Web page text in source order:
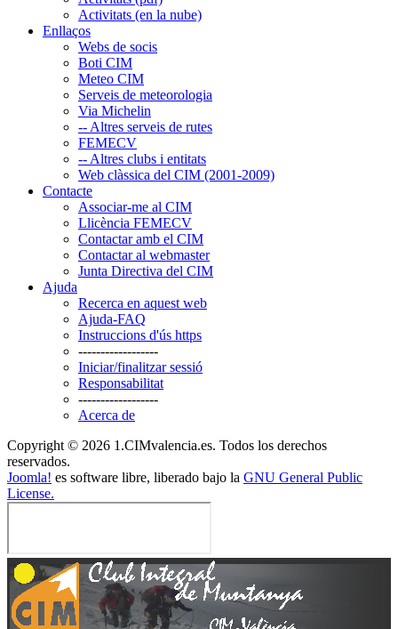
Activitats (en la nube)
Enllaços
Webs de socis
Boti CIM
Meteo CIM
Serveis de meteorologia
Via Michelin
-- Altres serveis de rutes
FEMECV
-- Altres clubs i entitats
Web clàssica del CIM (2001-2009)
Contacte
Associar-me al CIM
Llicència FEMECV
Contactar amb el CIM
Contactar al webmaster
Junta Directiva del CIM
Ajuda
Recerca en aquest web
Ajuda-FAQ
Instruccions d'ús https
------------------
Iniciar/finalitzar sessió
Responsabilitat
------------------
Acerca de
Copyright © 2026 1.CIMvalencia.es. Todos los derechos
reservados.
Joomla! es software libre, liberado bajo la GNU General Public
License.